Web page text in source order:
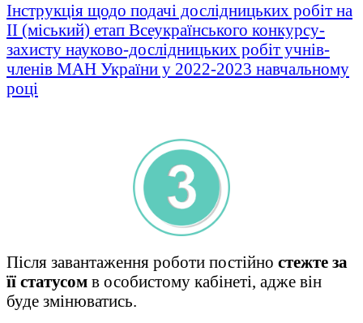
Інструкція щодо подачі дослідницьких робіт на
ІІ (міський) етап Всеукраїнського конкурсу-
захисту науково-дослідницьких робіт учнів-
членів МАН України у 2022-2023 навчальному
році
Після завантаження роботи постійно стежте за
її статусом в особистому кабінеті, адже він
буде змінюватись.